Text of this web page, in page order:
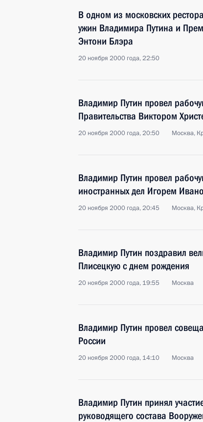
В одном из московских
ужин Владимира Путина и
Энтони Блэра
20 ноября 2000 года, 22:50
Владимир Путин провел
Правительства Виктором
20 ноября 2000 года, 20:50 Москва,
Владимир Путин провел
иностранных дел Игорем
20 ноября 2000 года, 20:45 Москва,
Владимир Путин поздравил
Плисецкую с днем рождения
20 ноября 2000 года, 19:55 Москва
Владимир Путин провел
России
20 ноября 2000 года, 14:10 Москва
Владимир Путин принял
руководящего состава